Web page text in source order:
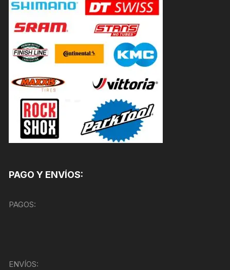
PAGO Y ENVÍOS:
PAGOS:
ENVÍOS: